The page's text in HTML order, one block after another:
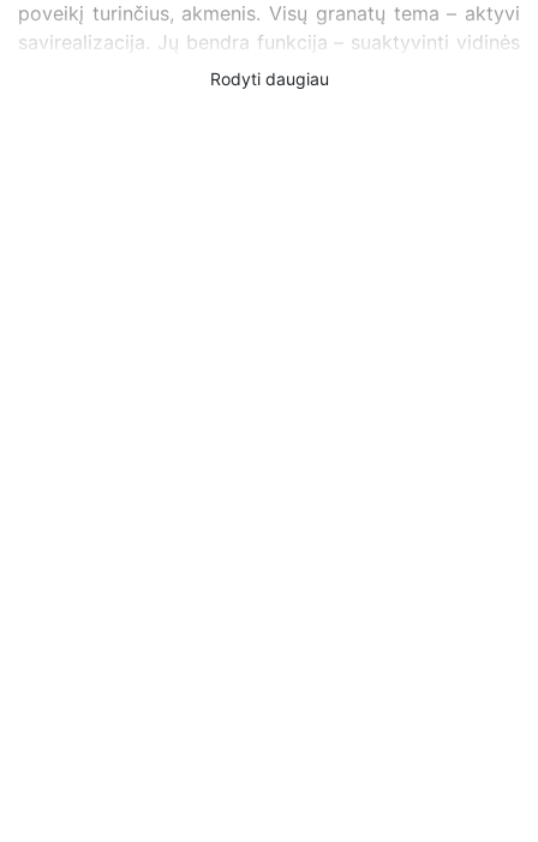
poveikį turinčius, akmenis. Visų granatų tema – aktyvi
savirealizacija. Jų bendra funkcija – suaktyvinti vidinės
ugnies įsižiebimą tam, kuris gali ją panaudoti. Manoma,
Rodyti daugiau